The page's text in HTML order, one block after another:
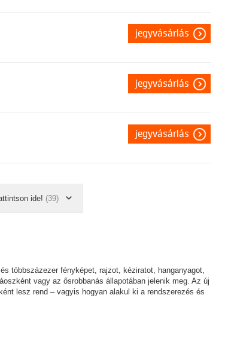
jegyvásárlás
jegyvásárlás
jegyvásárlás
ide! (39)
többszázezer fényképet, rajzot, kéziratot, hanganyagot,
vagy az ősrobbanás állapotában jelenik meg. Az új
lesz rend – vagyis hogyan alakul ki a rendszerezés és